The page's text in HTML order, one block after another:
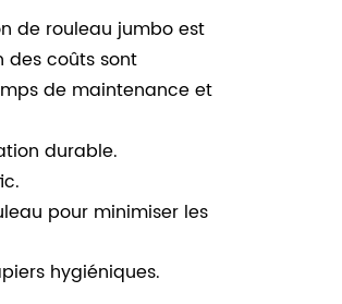
de rouleau jumbo est
coûts sont
de maintenance et
durable.
pour minimiser les
hygiéniques.